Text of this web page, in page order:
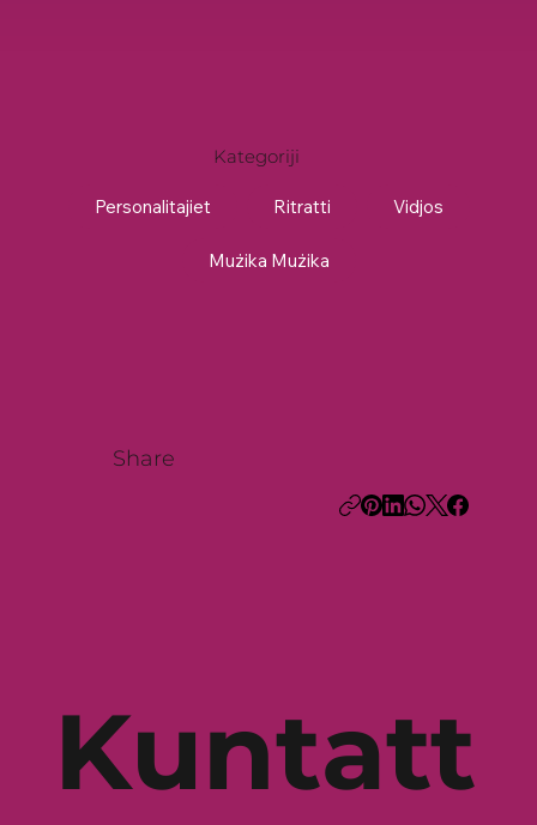
Kategoriji
Personalitajiet Ritratti Vidjos
Mużika Mużika
Share
Kuntatt